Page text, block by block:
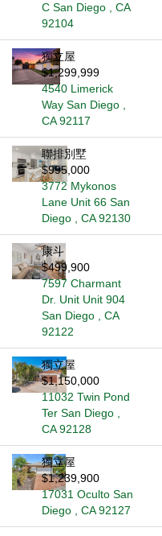
C San Diego , CA
92104
獨立屋
$1,299,999
4540 Limerick
Way San Diego ,
CA 92117
聯排別墅
$995,000
3772 Mykonos
Lane Unit 66 San
Diego , CA 92130
康斗
$499,900
7597 Charmant
Dr. Unit Unit 904
San Diego , CA
92122
獨立屋
$1,150,000
11032 Twin Pond
Ter San Diego ,
CA 92128
獨立屋
$1,239,900
17031 Oculto San
Diego , CA 92127